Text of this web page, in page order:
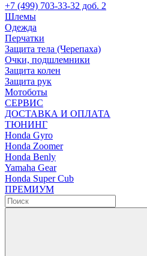
+7 (499) 703-33-32 доб. 2
Шлемы
Одежда
Перчатки
Защита тела (Черепаха)
Очки, подшлемники
Защита колен
Защита рук
Мотоботы
СЕРВИС
ДОСТАВКА И ОПЛАТА
ТЮНИНГ
Honda Gyro
Honda Zoomer
Honda Benly
Yamaha Gear
Honda Super Cub
ПРЕМИУМ